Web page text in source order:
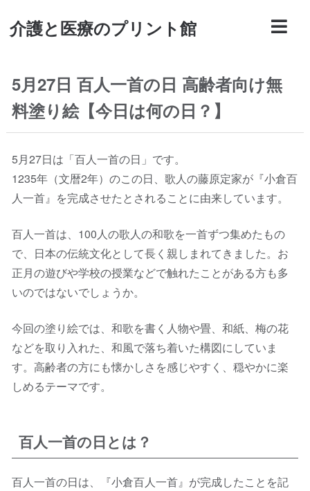
介護と医療のプリント館
5月27日 百人一首の日 高齢者向け無
料塗り絵【今日は何の日？】
5月27日は「百人一首の日」です。
1235年（文暦2年）のこの日、歌人の藤原定家が『小倉百
人一首』を完成させたとされることに由来しています。
百人一首は、100人の歌人の和歌を一首ずつ集めたもの
で、日本の伝統文化として長く親しまれてきました。お
正月の遊びや学校の授業などで触れたことがある方も多
いのではないでしょうか。
今回の塗り絵では、和歌を書く人物や畳、和紙、梅の花
などを取り入れた、和風で落ち着いた構図にしていま
す。高齢者の方にも懐かしさを感じやすく、穏やかに楽
しめるテーマです。
百人一首の日とは？
百人一首の日は、『小倉百人一首』が完成したことを記